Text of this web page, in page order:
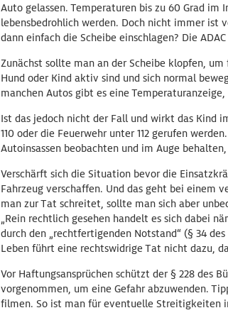
Auto gelassen. Temperaturen bis zu 60 Grad im
lebensbedrohlich werden. Doch nicht immer ist
dann einfach die Scheibe einschlagen? Die
Zunächst sollte man an der Scheibe klopfen,
Hund oder Kind aktiv sind und sich normal
manchen Autos gibt es eine
Ist das jedoch nicht der Fall und wirkt das Kind
110 oder die Feuerwehr unter 112 gerufen
Autoinsassen beobachten und im Auge
Verschärft sich die Situation bevor die
Fahrzeug verschaffen. Und das geht bei einem
man zur Tat schreitet, sollte man sich aber
„Rein rechtlich gesehen handelt es sich dabei
durch den „rechtfertigenden Notstand“ (§ 34
Leben führt eine rechtswidrige Tat nicht dazu,
Vor Haftungsansprüchen schützt der § 228 des
vorgenommen, um eine Gefahr abzuwenden.
filmen. So ist man für eventuelle Streitigkeiten